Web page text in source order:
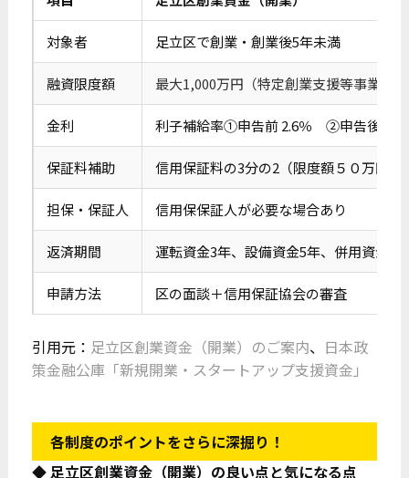
対象者 足立区で創業・創業後5年未満
融資限度額 最大1,000万円（特定創業支援等事業社
金利 利子補給率①申告前 2.6％ ②申告後 貸
保証料補助 信用保証料の3分の2（限度額５０万円）
担保・保証人 信用保保証人が必要な場合あり
返済期間 運転資金3年、設備資金5年、併用資金4年
申請方法 区の面談＋信用保証協会の審査
引用元： 足立区創業資金（開業）のご案内、 日本政
策金融公庫「新規開業・スタートアップ支援資金」
各制度のポイントをさらに深掘り！
◆ 足立区創業資金（開業）の良い点と気になる点